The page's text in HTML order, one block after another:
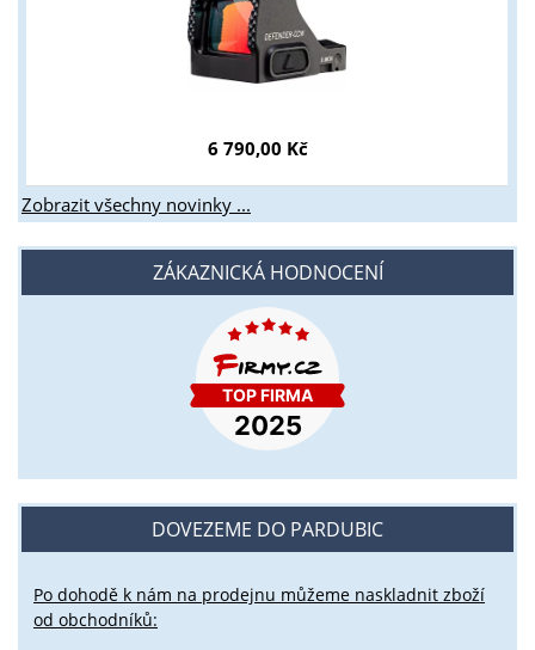
6 790,00 Kč
Zobrazit všechny novinky ...
ZÁKAZNICKÁ HODNOCENÍ
DOVEZEME DO PARDUBIC
Po dohodě k nám na prodejnu můžeme naskladnit zboží
od obchodníků: